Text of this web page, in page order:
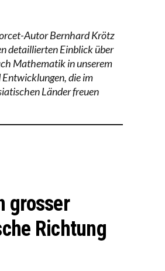
Autor Bernhard Krötz
detaillierten Einblick über
Mathematik in unserem
die im
Länder freuen
grosser
Richtung